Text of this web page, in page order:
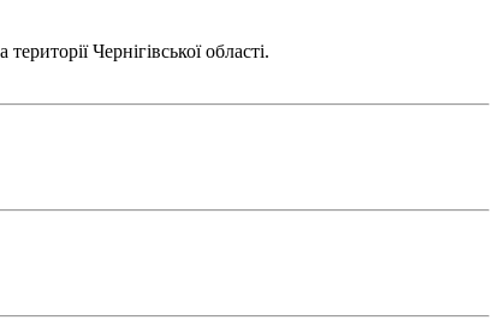
Чернігівської області.